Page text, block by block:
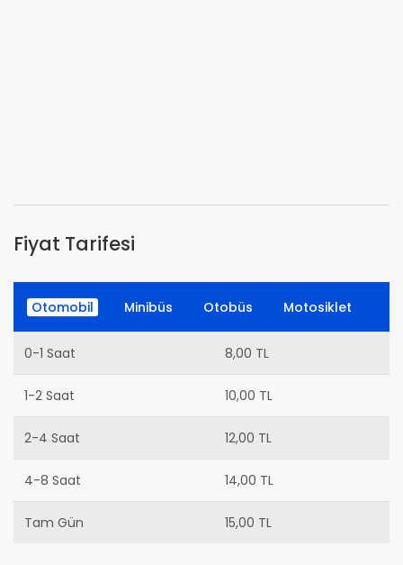
Fiyat Tarifesi
Otomobil Minibüs Otobüs Motosiklet
0-1 Saat 8,00 TL
1-2 Saat 10,00 TL
2-4 Saat 12,00 TL
4-8 Saat 14,00 TL
Tam Gün 15,00 TL